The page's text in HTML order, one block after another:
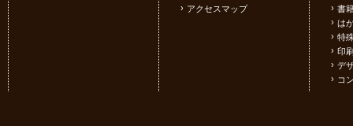
› アクセスマップ
› 書
› は
› 特
› 印
› デ
› コ